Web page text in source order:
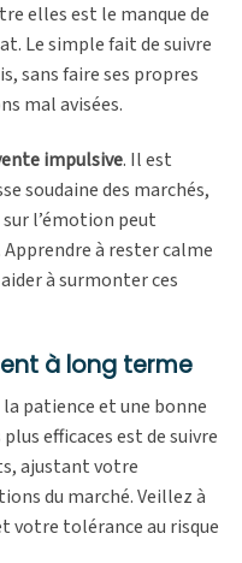
elles est le manque de
Le simple fait de suivre
sans faire ses propres
mal avisées.
impulsive. Il est
soudaine des marchés,
sur l’émotion peut
à rester calme
à surmonter ces
à long terme
patience et une bonne
efficaces est de suivre
ajustant votre
du marché. Veillez à
votre tolérance au risque